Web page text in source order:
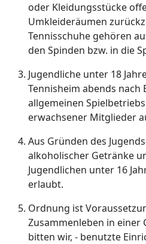
oder Kleidungsstücke
Umkleideräumen
Tennisschuhe gehören
den Spinden bzw. in die
Jugendliche unter 18
Tennisheim abends nach
allgemeinen
erwachsener Mitglieder
Aus Gründen des
alkoholischer Getränke
Jugendlichen unter 16
erlaubt.
Ordnung ist
Zusammenleben in einer
bitten wir, - benutzte